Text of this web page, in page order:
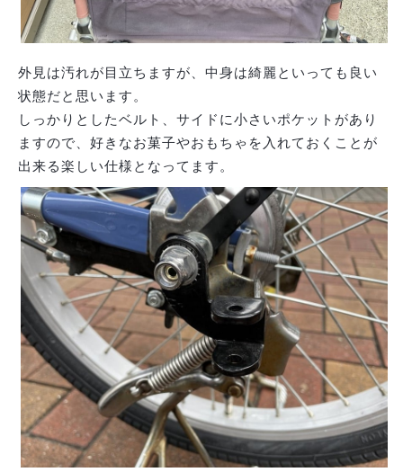
外見は汚れが目立ちますが、中身は綺麗といっても良い
状態だと思います。
しっかりとしたベルト、サイドに小さいポケットがあり
ますので、好きなお菓子やおもちゃを入れておくことが
出来る楽しい仕様となってます。